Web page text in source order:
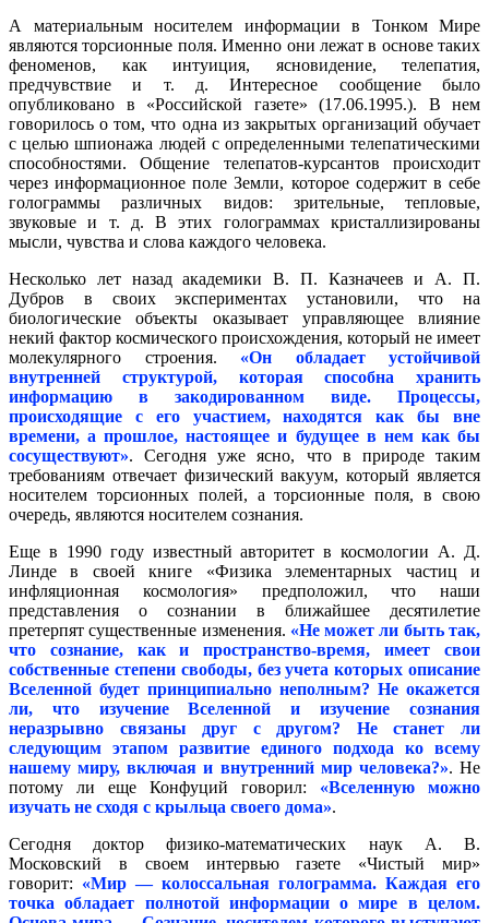
А материальным носителем информации в Тонком Мире
являются торсионные поля. Именно они лежат в основе таких
феноменов, как интуиция, ясновидение, телепатия,
предчувствие и т. д. Интересное сообщение было
опубликовано в «Российской газете» (17.06.1995.). В нем
говорилось о том, что одна из закрытых организаций обучает
с целью шпионажа людей с определенными телепатическими
способностями. Общение телепатов-курсантов происходит
через информационное поле Земли, которое содержит в себе
голограммы различных видов: зрительные, тепловые,
звуковые и т. д. В этих голограммах кристаллизированы
мысли, чувства и слова каждого человека.
Несколько лет назад академики В. П. Казначеев и А. П.
Дубров в своих экспериментах установили, что на
биологические объекты оказывает управляющее влияние
некий фактор космического происхождения, который не имеет
молекулярного строения. «Он обладает устойчивой
внутренней структурой, которая способна хранить
информацию в закодированном виде. Процессы,
происходящие с его участием, находятся как бы вне
времени, а прошлое, настоящее и будущее в нем как бы
сосуществуют». Сегодня уже ясно, что в природе таким
требованиям отвечает физический вакуум, который является
носителем торсионных полей, а торсионные поля, в свою
очередь, являются носителем сознания.
Еще в 1990 году известный авторитет в космологии А. Д.
Линде в своей книге «Физика элементарных частиц и
инфляционная космология» предположил, что наши
представления о сознании в ближайшее десятилетие
претерпят существенные изменения. «Не может ли быть так,
что сознание, как и пространство-время, имеет свои
собственные степени свободы, без учета которых описание
Вселенной будет принципиально неполным? Не окажется
ли, что изучение Вселенной и изучение сознания
неразрывно связаны друг с другом? Не станет ли
следующим этапом развитие единого подхода ко всему
нашему миру, включая и внутренний мир человека?». Не
потому ли еще Конфуций говорил: «Вселенную можно
изучать не сходя с крыльца своего дома».
Сегодня доктор физико-математических наук А. В.
Московский в своем интервью газете «Чистый мир»
говорит: «Мир — колоссальная голограмма. Каждая его
точка обладает полнотой информации о мире в целом.